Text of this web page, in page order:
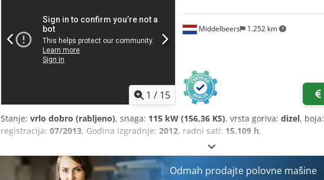
1 / 15
Middelbeers 1.252 km
Stanje: vrlo dobro (rabljeno), snaga: 115 kW (156,36 KS), vrsta goriva: dizel, boja:
registracija: 07/2013, Godina izgradnje: 2012, radni sati: 15.109 h,
Odmah prodajte polovne mašine